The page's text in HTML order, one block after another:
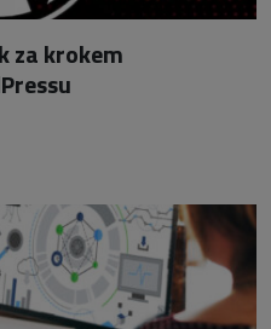
za krokem